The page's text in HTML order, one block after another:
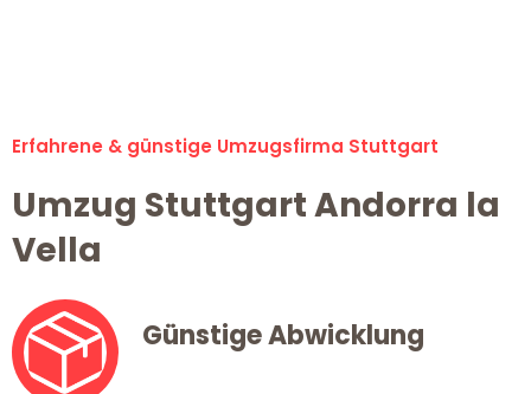
Erfahrene & günstige Umzugsfirma Stuttgart
Umzug Stuttgart Andorra la
Vella
Günstige Abwicklung